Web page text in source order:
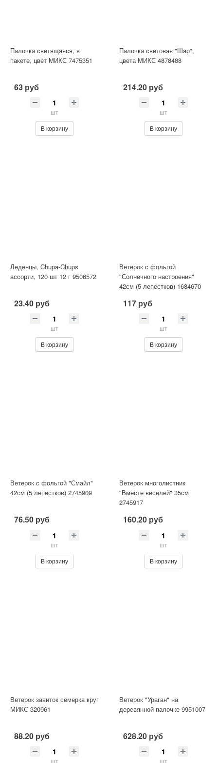
Палочка светящаяся, в
пакете, цвет МИКС 7475351
63 руб
шт
В корзину
Палочка световая "Шар",
цвета МИКС 4878488
214.20 руб
шт
В корзину
Леденцы, Chupa-Chups
ассорти, 120 шт 12 г 9506572
23.40 руб
шт
В корзину
Ветерок с фольгой
"Солнечного настроения"
42см (5 лепестков) 1684670
117 руб
шт
В корзину
Ветерок с фольгой "Смайл"
42см (5 лепестков) 2745909
76.50 руб
шт
В корзину
Ветерок многолистник
"Вместе веселей" 35см
2745917
160.20 руб
шт
В корзину
Ветерок завиток семерка круг
МИКС 320961
88.20 руб
шт
Ветерок "Ураган" на
деревянной палочке 9951007
628.20 руб
шт